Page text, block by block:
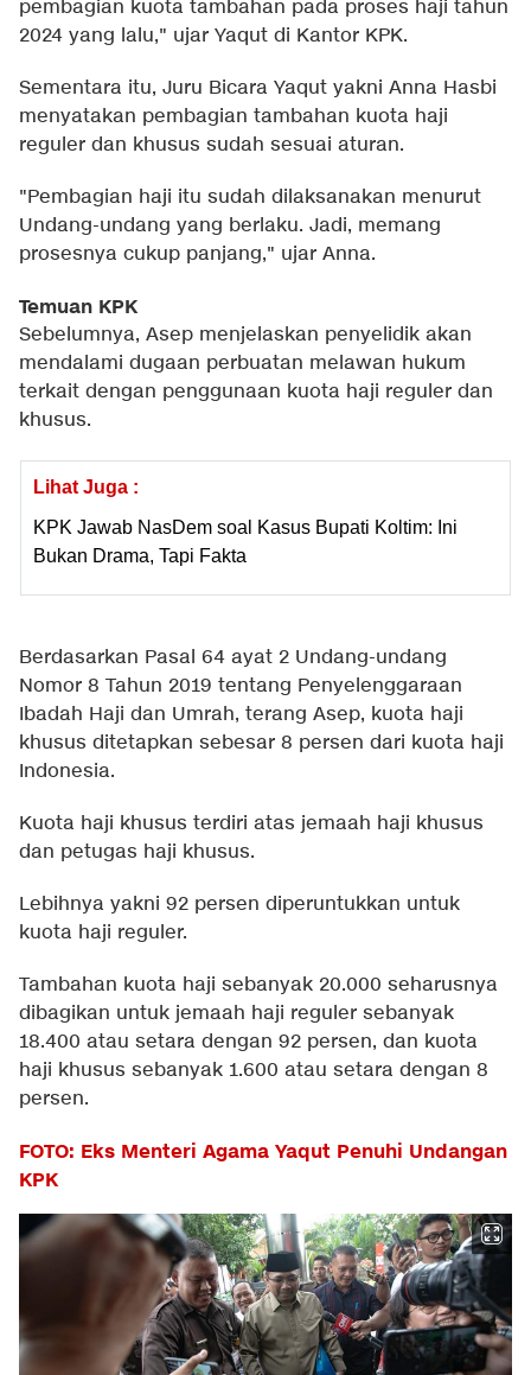
pembagian kuota tambahan pada proses haji tahun
2024 yang lalu," ujar Yaqut di Kantor KPK.
Sementara itu, Juru Bicara Yaqut yakni Anna Hasbi
menyatakan pembagian tambahan kuota haji
reguler dan khusus sudah sesuai aturan.
"Pembagian haji itu sudah dilaksanakan menurut
Undang-undang yang berlaku. Jadi, memang
prosesnya cukup panjang," ujar Anna.
Temuan KPK
Sebelumnya, Asep menjelaskan penyelidik akan
mendalami dugaan perbuatan melawan hukum
terkait dengan penggunaan kuota haji reguler dan
khusus.
Lihat Juga :
KPK Jawab NasDem soal Kasus Bupati Koltim: Ini
Bukan Drama, Tapi Fakta
Berdasarkan Pasal 64 ayat 2 Undang-undang
Nomor 8 Tahun 2019 tentang Penyelenggaraan
Ibadah Haji dan Umrah, terang Asep, kuota haji
khusus ditetapkan sebesar 8 persen dari kuota haji
Indonesia.
Kuota haji khusus terdiri atas jemaah haji khusus
dan petugas haji khusus.
Lebihnya yakni 92 persen diperuntukkan untuk
kuota haji reguler.
Tambahan kuota haji sebanyak 20.000 seharusnya
dibagikan untuk jemaah haji reguler sebanyak
18.400 atau setara dengan 92 persen, dan kuota
haji khusus sebanyak 1.600 atau setara dengan 8
persen.
FOTO: Eks Menteri Agama Yaqut Penuhi Undangan
KPK